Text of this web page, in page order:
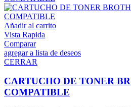
Añadir al carrito
Vista Rapida
Comparar
agregar a lista de deseos
CERRAR
CARTUCHO DE TONER
COMPATIBLE